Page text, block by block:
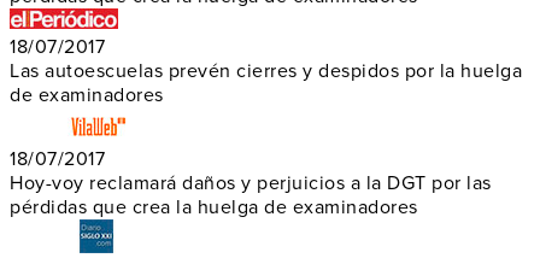
18/07/2017
Las autoescuelas prevén cierres y despidos por la huelga
de examinadores
18/07/2017
Hoy-voy reclamará daños y perjuicios a la DGT por las
pérdidas que crea la huelga de examinadores